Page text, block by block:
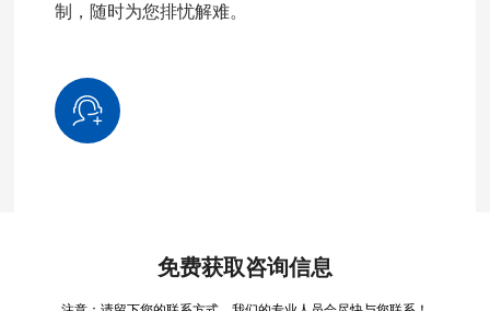
制，随时为您排忧解难。
免费获取咨询信息